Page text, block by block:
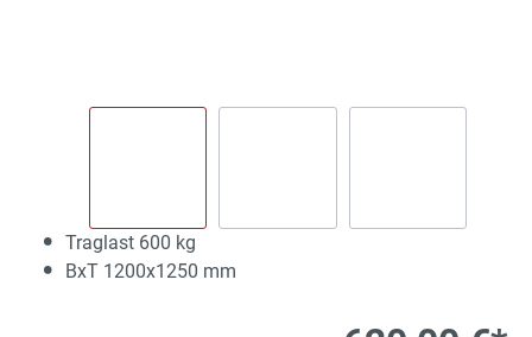
Traglast 600 kg
BxT 1200x1250 mm